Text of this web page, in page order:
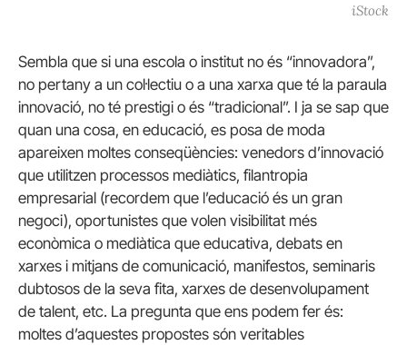
iStock
Sembla que si una escola o institut no és “innovadora”,
no pertany a un col·lectiu o a una xarxa que té la paraula
innovació, no té prestigi o és “tradicional”. I ja se sap que
quan una cosa, en educació, es posa de moda
apareixen moltes conseqüències: venedors d’innovació
que utilitzen processos mediàtics, filantropia
empresarial (recordem que l’educació és un gran
negoci), oportunistes que volen visibilitat més
econòmica o mediàtica que educativa, debats en
xarxes i mitjans de comunicació, manifestos, seminaris
dubtosos de la seva fita, xarxes de desenvolupament
de talent, etc. La pregunta que ens podem fer és:
moltes d’aquestes propostes són veritables